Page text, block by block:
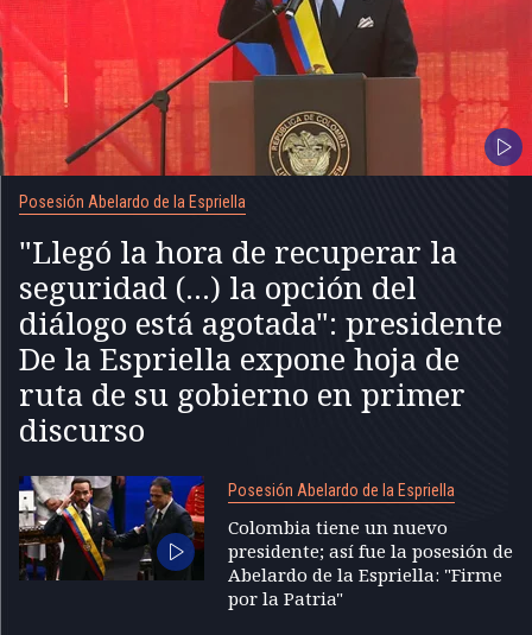
Posesión Abelardo de la Espriella
"Llegó la hora de recuperar la
seguridad (...) la opción del
diálogo está agotada": presidente
De la Espriella expone hoja de
ruta de su gobierno en primer
discurso
Posesión Abelardo de la Espriella
Colombia tiene un nuevo
presidente; así fue la posesión de
Abelardo de la Espriella: "Firme
por la Patria"